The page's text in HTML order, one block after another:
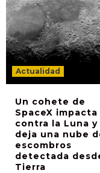
Actualidad
Un cohete de
SpaceX impacta
contra la Luna y
deja una nube
escombros
detectada
Tierra